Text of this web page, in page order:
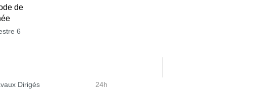
de
6
Dirigés 24h